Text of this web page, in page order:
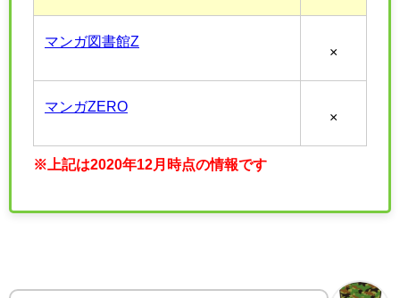
マンガ図書館Z
×
マンガZERO
×
※上記は2020年12月時点の情報です